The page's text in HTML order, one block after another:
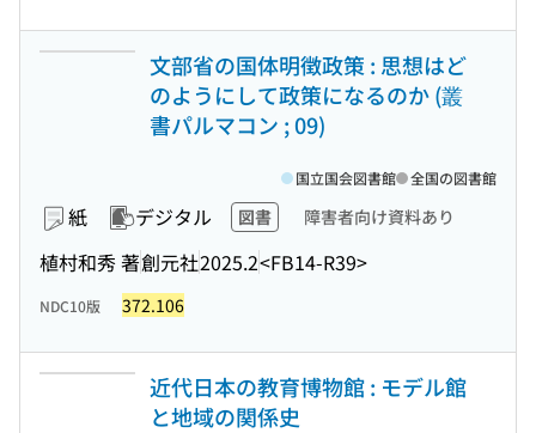
文部省の国体明徴政策 : 思想はど
のようにして政策になるのか (叢
書パルマコン ; 09)
紙 デジタル 図書 障害者向け資料あり
植村和秀 著創元社2025.2<FB14-R39>
国立国会図書館 全国の図書館
NDC10版 372.106
近代日本の教育博物館 : モデル館
と地域の関係史